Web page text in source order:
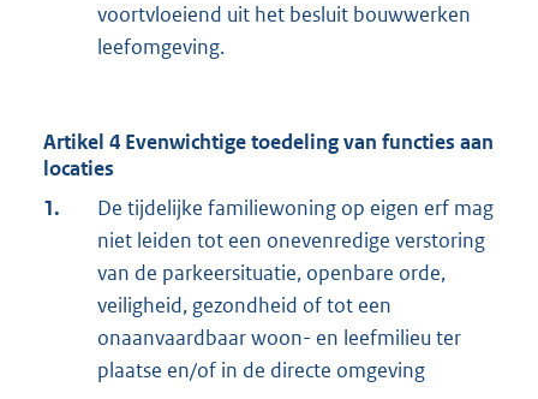
voortvloeiend uit het besluit bouwwerken
leefomgeving.
Artikel 4 Evenwichtige toedeling van functies aan
locaties
1.
De tijdelijke familiewoning op eigen erf mag
niet leiden tot een onevenredige verstoring
van de parkeersituatie, openbare orde,
veiligheid, gezondheid of tot een
onaanvaardbaar woon- en leefmilieu ter
plaatse en/of in de directe omgeving